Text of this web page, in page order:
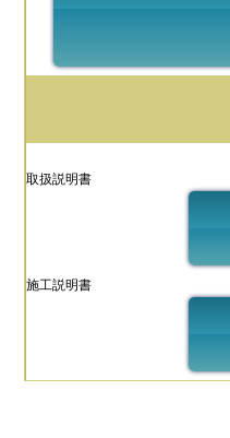
取扱説明書
施工説明書